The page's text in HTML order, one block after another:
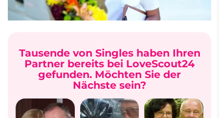
Tausende von Singles haben Ihren
Partner bereits bei LoveScout24
gefunden. Möchten Sie der
Nächste sein?